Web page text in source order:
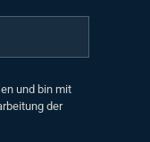
und bin mit
der